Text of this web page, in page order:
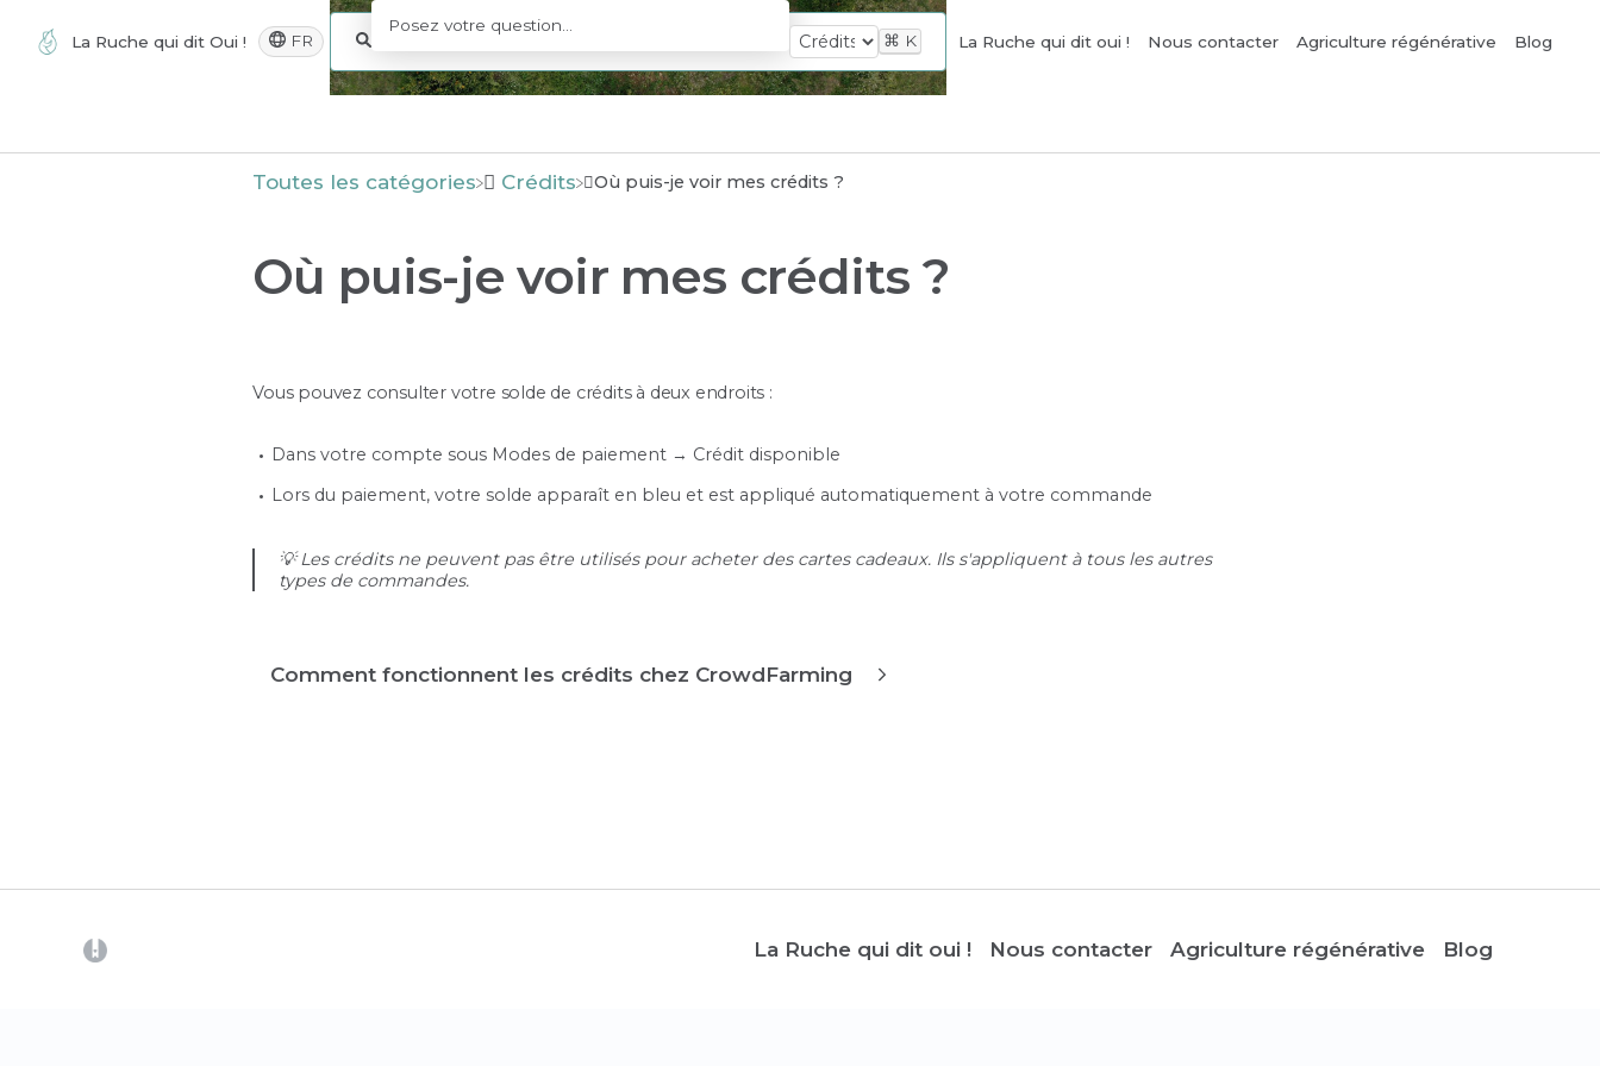
La Ruche qui dit Oui ! FR ⌘ K La Ruche qui dit oui ! Nous contacter Agriculture régénérative Blog
Toutes les catégories ​Crédits Où puis-je voir mes crédits ?
Où puis-je voir mes crédits ?
Vous pouvez consulter votre solde de crédits à deux endroits :
Dans votre compte sous Modes de paiement → Crédit disponible
Lors du paiement, votre solde apparaît en bleu et est appliqué automatiquement à votre commande
💡 Les crédits ne peuvent pas être utilisés pour acheter des cartes cadeaux. Ils s'appliquent à tous les autres
types de commandes.
Comment fonctionnent les crédits chez CrowdFarming
La Ruche qui dit oui ! Nous contacter Agriculture régénérative Blog